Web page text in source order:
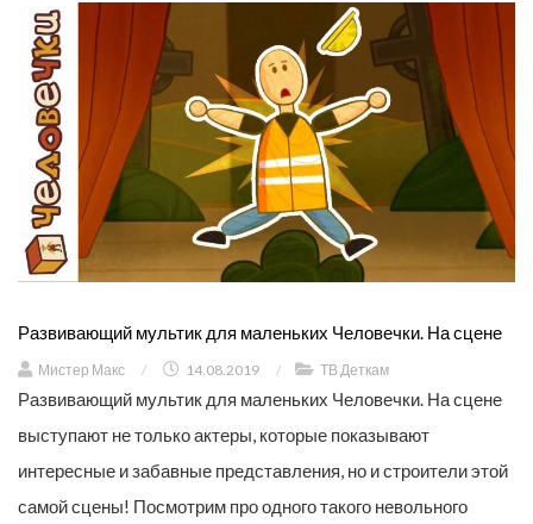
Развивающий мультик для маленьких Человечки. На сцене
Мистер Макс / 14.08.2019 / ТВ Деткам
Развивающий мультик для маленьких Человечки. На сцене
выступают не только актеры, которые показывают
интересные и забавные представления, но и строители этой
самой сцены! Посмотрим про одного такого невольного